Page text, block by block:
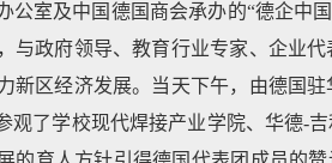
公室及中国德国商会承办的“德企中
与政府领导、教育行业专家、企业
新区经济发展。当天下午，由德国
观了学校现代焊接产业学院、华德-